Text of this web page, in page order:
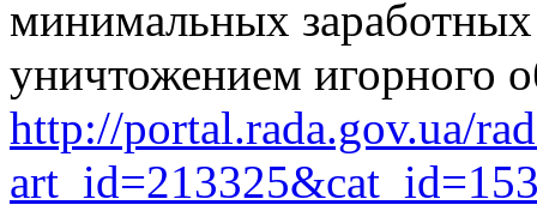
минимальных
уничтожением игорного
http://portal.rada.gov.ua/